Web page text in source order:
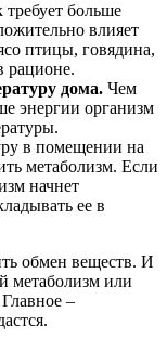
требует больше
влияет
птицы, говядина,
рационе.
дома. Чем
энергии организм
в помещении на
метаболизм. Если
начнет
ее в
обмен веществ. И
метаболизм или
–